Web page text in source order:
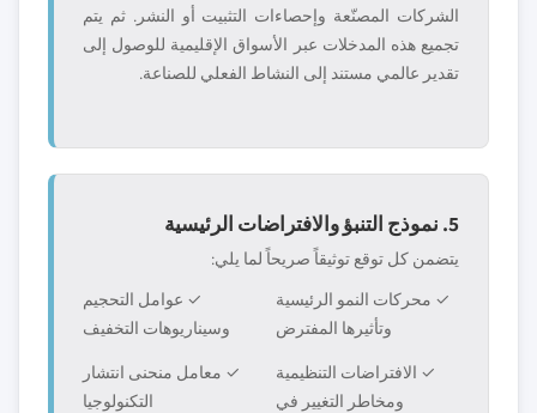
الشركات المصنّعة وإحصاءات التثبيت أو النشر. ثم يتم
تجميع هذه المدخلات عبر الأسواق الإقليمية للوصول إلى
تقدير عالمي مستند إلى النشاط الفعلي للصناعة.
5. نموذج التنبؤ والافتراضات الرئيسية
يتضمن كل توقع توثيقاً صريحاً لما يلي:
✓ محركات النمو الرئيسية
وتأثيرها المفترض
✓ عوامل التحجيم
وسيناريوهات التخفيف
✓ الافتراضات التنظيمية
ومخاطر التغيير في
✓ معامل منحنى انتشار
التكنولوجيا